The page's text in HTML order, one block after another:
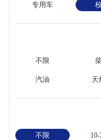
专用车
不限
汽油 天
不限